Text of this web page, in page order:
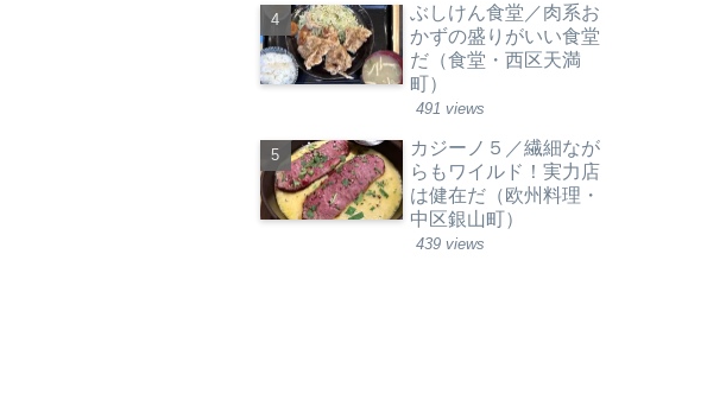
ぶしけん食堂／肉系お
かずの盛りがいい食堂
だ（食堂・西区天満
町）
491 views
カジーノ５／繊細なが
らもワイルド！実力店
は健在だ（欧州料理・
中区銀山町）
439 views